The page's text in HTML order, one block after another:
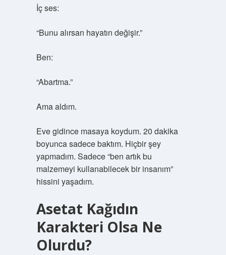
İç ses:
“Bunu alırsan hayatın değişir.”
Ben:
“Abartma.”
Ama aldım.
Eve gidince masaya koydum. 20 dakika
boyunca sadece baktım. Hiçbir şey
yapmadım. Sadece “ben artık bu
malzemeyi kullanabilecek bir insanım”
hissini yaşadım.
Asetat Kağıdın
Karakteri Olsa Ne
Olurdu?